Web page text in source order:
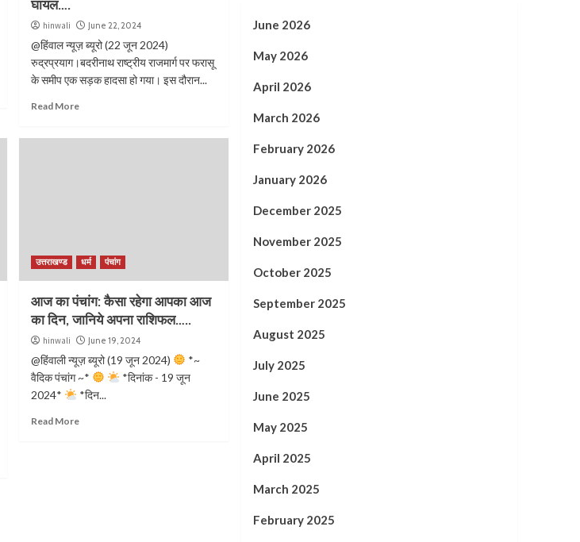
घायल….
hinwali June 22, 2024
@हिंवाल न्यूज़ ब्यूरो (22 जून 2024)
रुद्रप्रयाग।बदरीनाथ राष्ट्रीय राजमार्ग पर फरासू
के समीप एक सड़क हादसा हो गया। इस दौरान...
Read More
उत्तराखण्ड धर्म पंचांग
आज का पंचांग: कैसा रहेगा आपका आज
का दिन, जानिये अपना राशिफल…..
hinwali June 19, 2024
@हिंवाली न्यूज़ ब्यूरो (19 जून 2024)
*~
वैदिक पंचांग ~*
*दिनांक - 19 जून
2024*
*दिन...
Read More
June 2026
May 2026
April 2026
March 2026
February 2026
January 2026
December 2025
November 2025
October 2025
September 2025
August 2025
July 2025
June 2025
May 2025
April 2025
March 2025
February 2025